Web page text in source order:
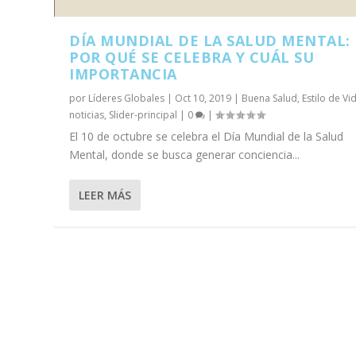
DÍA MUNDIAL DE LA SALUD MENTAL:
POR QUÉ SE CELEBRA Y CUÁL SU
IMPORTANCIA
por Líderes Globales | Oct 10, 2019 | Buena Salud, Estilo de
noticias, Slider-principal | 0 |
El 10 de octubre se celebra el Día Mundial de la Salud
Mental, donde se busca generar conciencia...
LEER MÁS